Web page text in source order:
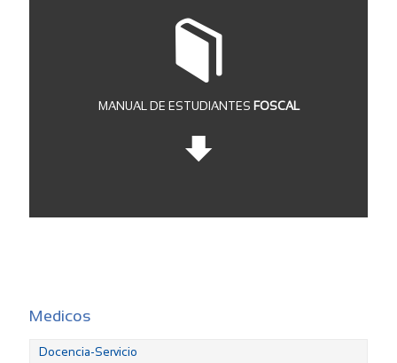
MANUAL DE ESTUDIANTES FOSCAL
Medicos
Docencia-Servicio